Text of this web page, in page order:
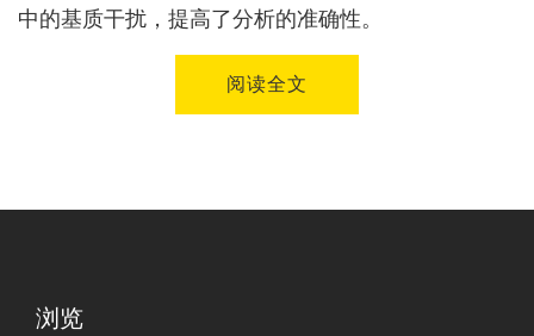
中的基质干扰，提高了分析的准确性。
阅读全文
浏览